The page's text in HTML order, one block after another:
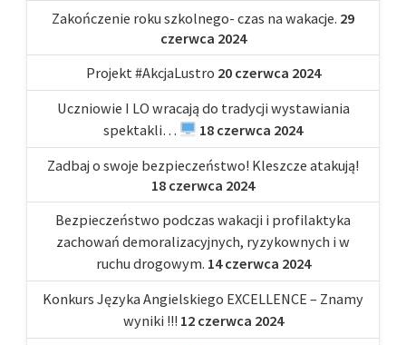
Zakończenie roku szkolnego- czas na wakacje. 29
czerwca 2024
Projekt #AkcjaLustro 20 czerwca 2024
Uczniowie I LO wracają do tradycji wystawiania
spektakli…
18 czerwca 2024
Zadbaj o swoje bezpieczeństwo! Kleszcze atakują!
18 czerwca 2024
Bezpieczeństwo podczas wakacji i profilaktyka
zachowań demoralizacyjnych, ryzykownych i w
ruchu drogowym. 14 czerwca 2024
Konkurs Języka Angielskiego EXCELLENCE – Znamy
wyniki !!! 12 czerwca 2024